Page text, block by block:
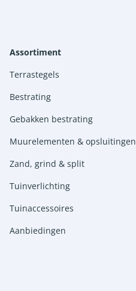
Assortiment
Terrastegels
Bestrating
Gebakken bestrating
Muurelementen & opsluitingen
Zand, grind & split
Tuinverlichting
Tuinaccessoires
Aanbiedingen